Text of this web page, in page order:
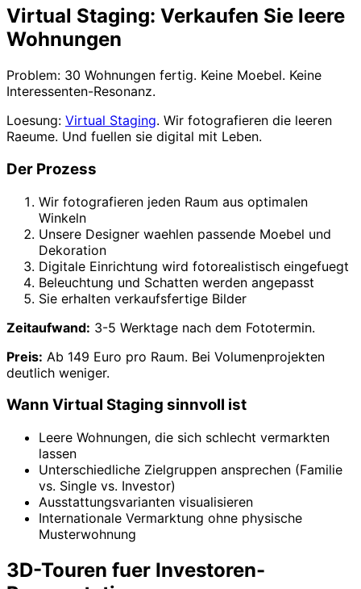
Virtual Staging: Verkaufen Sie leere
Wohnungen
Problem: 30 Wohnungen fertig. Keine Moebel. Keine
Interessenten-Resonanz.
Loesung: Virtual Staging. Wir fotografieren die leeren
Raeume. Und fuellen sie digital mit Leben.
Der Prozess
Wir fotografieren jeden Raum aus optimalen
Winkeln
Unsere Designer waehlen passende Moebel und
Dekoration
Digitale Einrichtung wird fotorealistisch eingefuegt
Beleuchtung und Schatten werden angepasst
Sie erhalten verkaufsfertige Bilder
Zeitaufwand: 3-5 Werktage nach dem Fototermin.
Preis: Ab 149 Euro pro Raum. Bei Volumenprojekten
deutlich weniger.
Wann Virtual Staging sinnvoll ist
Leere Wohnungen, die sich schlecht vermarkten
lassen
Unterschiedliche Zielgruppen ansprechen (Familie
vs. Single vs. Investor)
Ausstattungsvarianten visualisieren
Internationale Vermarktung ohne physische
Musterwohnung
3D-Touren fuer Investoren-